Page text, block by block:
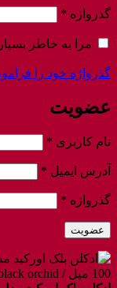
گذرواژه *
مرا به خاطر بسپار
گذرواژه خود را
عضویت
نام کاربری *
آدرس ایمیل *
گذرواژه *
عضویت